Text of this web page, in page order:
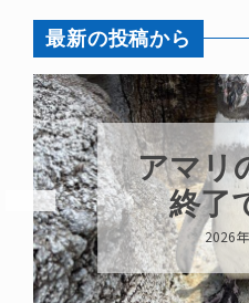
最新の投稿から
トビウ
示
2026